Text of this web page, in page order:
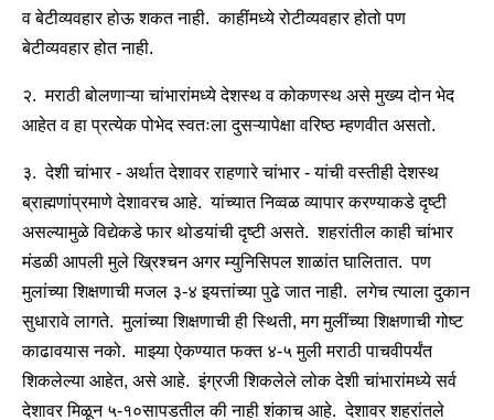
व बेटीव्यवहार होऊ शकत नाही. काहींमध्ये रोटीव्यवहार होतो पण
बेटीव्यवहार होत नाही.
२. मराठी बोलणाऱ्या चांभारांमध्ये देशस्थ व कोकणस्थ असे मुख्य दोन भेद
आहेत व हा प्रत्येक पोभेद स्वतःला दुसऱ्यापेक्षा वरिष्ठ म्हणवीत असतो.
३. देशी चांभार - अर्थात देशावर राहणारे चांभार - यांची वस्तीही देशस्थ
ब्राह्मणांप्रमाणे देशावरच आहे. यांच्यात निव्वळ व्यापार करण्याकडे दृष्टी
असल्यामुळे विद्येकडे फार थोडयांची दृष्टी असते. शहरांतील काही चांभार
मंडळी आपली मुले ख्रिश्चन अगर म्युनिसिपल शाळांत घालितात. पण
मुलांच्या शिक्षणाची मजल ३-४ इयत्तांच्या पुढे जात नाही. लगेच त्याला दुकान
सुधारावे लागते. मुलांच्या शिक्षणाची ही स्थिती, मग मुलींच्या शिक्षणाची गोष्ट
काढावयास नको. माझ्या ऐकण्यात फक्त ४-५ मुली मराठी पाचवीपर्यंत
शिकलेल्या आहेत, असे आहे. इंग्रजी शिकलेले लोक देशी चांभारांमध्ये सर्व
देशावर मिळून ५-१०सापडतील की नाही शंकाच आहे. देशावर शहरांतले